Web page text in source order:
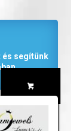
Shopping Cart
és segítünk